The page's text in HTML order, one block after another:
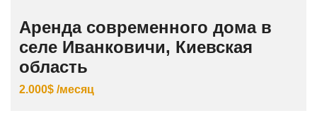
Аренда современного дома в
селе Иванковичи, Киевская
область
2.000$ /месяц